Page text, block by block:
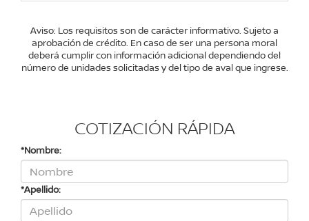
Aviso: Los requisitos son de carácter informativo. Sujeto a
aprobación de crédito. En caso de ser una persona moral
deberá cumplir con información adicional dependiendo del
número de unidades solicitadas y del tipo de aval que ingrese.
COTIZACIÓN RÁPIDA
*Nombre:
*Apellido: